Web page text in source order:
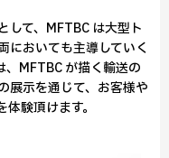
して、MFTBC は大型ト
においても主導していく
、MFTBC が描く輸送の
展示を通じて、お客様や
験頂けます。